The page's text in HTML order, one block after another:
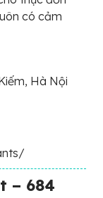
có cảm
Hà Nội
– 684